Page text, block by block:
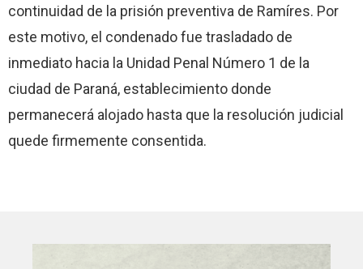
continuidad de la prisión preventiva de Ramíres. Por
este motivo, el condenado fue trasladado de
inmediato hacia la Unidad Penal Número 1 de la
ciudad de Paraná, establecimiento donde
permanecerá alojado hasta que la resolución judicial
quede firmemente consentida.